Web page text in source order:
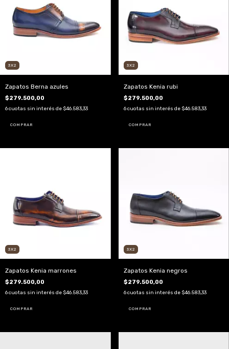
3X2
Zapatos Berna azules
$279.500,00
6cuotas sin interés de $46.583,33
COMPRAR
3X2
Zapatos Kenia rubi
$279.500,00
6 cuotas sin interés de $46.583,33
COMPRAR
3X2
Zapatos Kenia marrones
$279.500,00
6cuotas sin interés de $46.583,33
COMPRAR
3X2
Zapatos Kenia negros
$279.500,00
6 cuotas sin interés de $46.583,33
COMPRAR